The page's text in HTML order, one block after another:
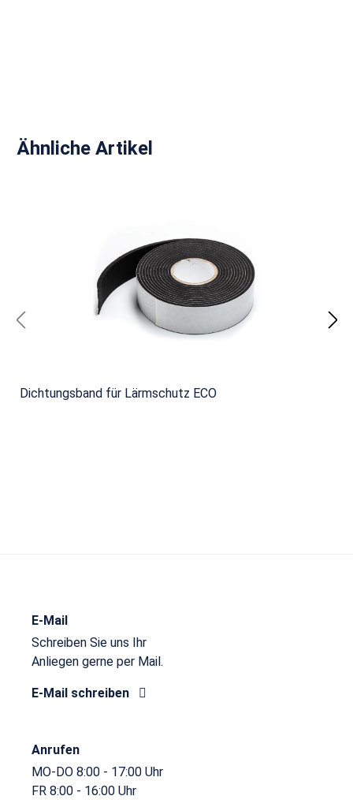
Produktgalerie überspringen
Ähnliche Artikel
Dichtungsband für Lärmschutz ECO
E-Mail
Schreiben Sie uns Ihr
Anliegen gerne per Mail.
E-Mail schreiben
Anrufen
MO-DO 8:00 - 17:00 Uhr
FR 8:00 - 16:00 Uhr